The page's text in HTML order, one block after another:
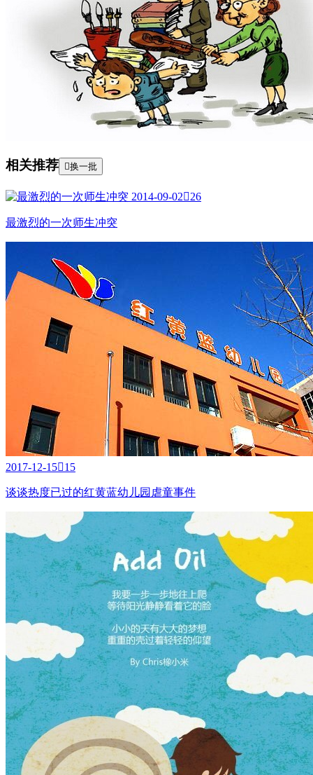
相关推荐 换一批
2014-09-0226
最激烈的一次师生冲突
2017-12-1515
谈谈热度已过的红黄蓝幼儿园虐童事件